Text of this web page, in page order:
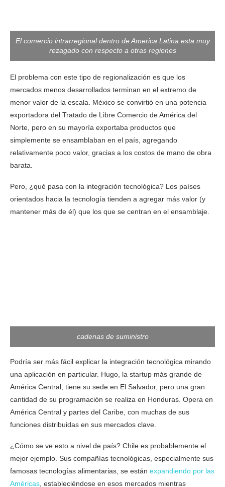
El comercio intrarregional dentro de America Latina esta muy
rezagado con respecto a otras regiones
El problema con este tipo de regionalización es que los
mercados menos desarrollados terminan en el extremo de
menor valor de la escala. México se convirtió en una potencia
exportadora del Tratado de Libre Comercio de América del
Norte, pero en su mayoría exportaba productos que
simplemente se ensamblaban en el país, agregando
relativamente poco valor, gracias a los costos de mano de obra
barata.
Pero, ¿qué pasa con la integración tecnológica? Los países
orientados hacia la tecnología tienden a agregar más valor (y
mantener más de él) que los que se centran en el ensamblaje.
cadenas de suministro
Podría ser más fácil explicar la integración tecnológica mirando
una aplicación en particular. Hugo, la startup más grande de
América Central, tiene su sede en El Salvador, pero una gran
cantidad de su programación se realiza en Honduras. Opera en
América Central y partes del Caribe, con muchas de sus
funciones distribuidas en sus mercados clave.
¿Cómo se ve esto a nivel de país? Chile es probablemente el
mejor ejemplo. Sus compañías tecnológicas, especialmente sus
famosas tecnologías alimentarias, se están expandiendo por las
Américas, estableciéndose en esos mercados mientras